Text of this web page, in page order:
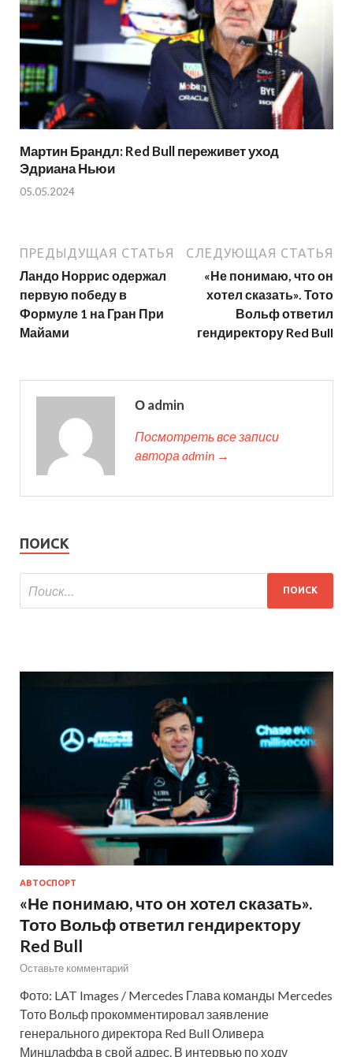
Мартин Брандл: Red Bull переживет уход
Эдриана Ньюи
05.05.2024
ПРЕДЫДУЩАЯ СТАТЬЯ
Ландо Норрис одержал
первую победу в
Формуле 1 на Гран При
Майами
СЛЕДУЮЩАЯ СТАТЬЯ
«Не понимаю, что он
хотел сказать». Тото
Вольф ответил
гендиректору Red Bull
О admin
Посмотреть все записи
автора admin →
ПОИСК
АВТОСПОРТ
«Не понимаю, что он хотел сказать».
Тото Вольф ответил гендиректору
Red Bull
Оставьте комментарий
Фото: LAT Images / Mercedes Глава команды Mercedes
Тото Вольф прокомментировал заявление
генерального директора Red Bull Оливера
Минцлаффа в свой адрес. В интервью по ходу